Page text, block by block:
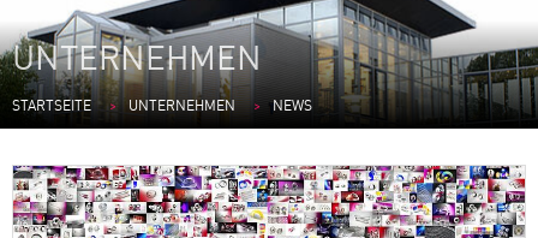
UNTERNEHMEN
STARTSEITE UNTERNEHMEN NEWS